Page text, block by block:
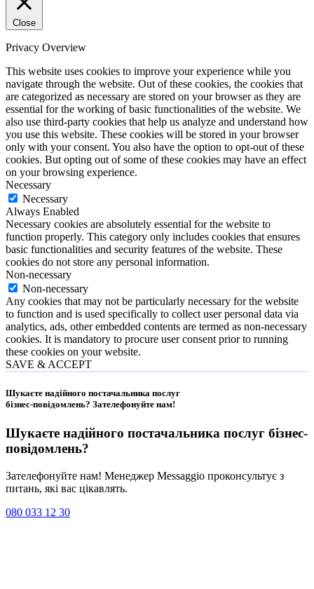
Close
Privacy Overview
This website uses cookies to improve your experience while you
navigate through the website. Out of these cookies, the cookies that
are categorized as necessary are stored on your browser as they are
essential for the working of basic functionalities of the website. We
also use third-party cookies that help us analyze and understand how
you use this website. These cookies will be stored in your browser
only with your consent. You also have the option to opt-out of these
cookies. But opting out of some of these cookies may have an effect
on your browsing experience.
Necessary
Necessary
Always Enabled
Necessary cookies are absolutely essential for the website to
function properly. This category only includes cookies that ensures
basic functionalities and security features of the website. These
cookies do not store any personal information.
Non-necessary
Non-necessary
Any cookies that may not be particularly necessary for the website
to function and is used specifically to collect user personal data via
analytics, ads, other embedded contents are termed as non-necessary
cookies. It is mandatory to procure user consent prior to running
these cookies on your website.
SAVE & ACCEPT
Шукаєте надійного постачальника послуг
бізнес-повідомлень? Зателефонуйте нам!
Шукаєте надійного постачальника послуг бізнес-
повідомлень?
Зателефонуйте нам! Менеджер Messaggio проконсультує з
питань, які вас цікавлять.
080 033 12 30